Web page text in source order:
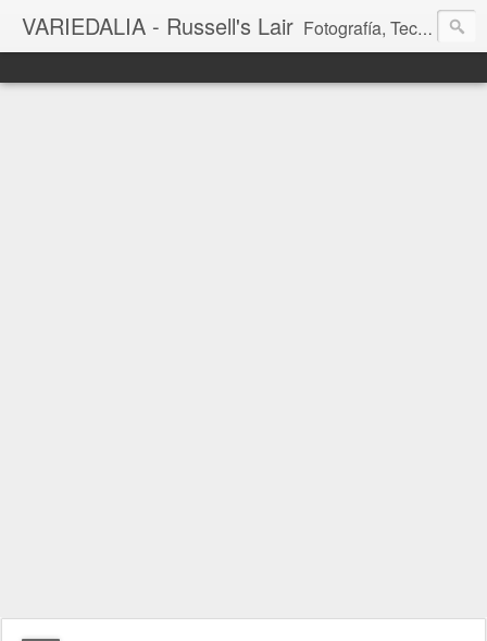
VARIEDALIA - Russell's Lair Fotografía, Tecnología, Cine y Videojuegos en un Blog Multitemática. El rinconcito del creador de FotoMuseo 3D y Left 4 SGC.